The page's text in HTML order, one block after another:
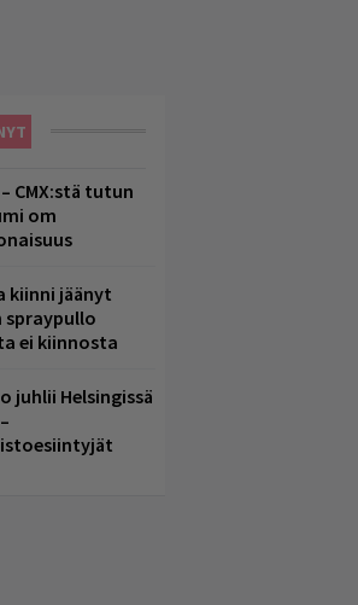
CMX:stä tutun
om
jäänyt
spraypullo
ei kiinnosta
juhlii Helsingissä